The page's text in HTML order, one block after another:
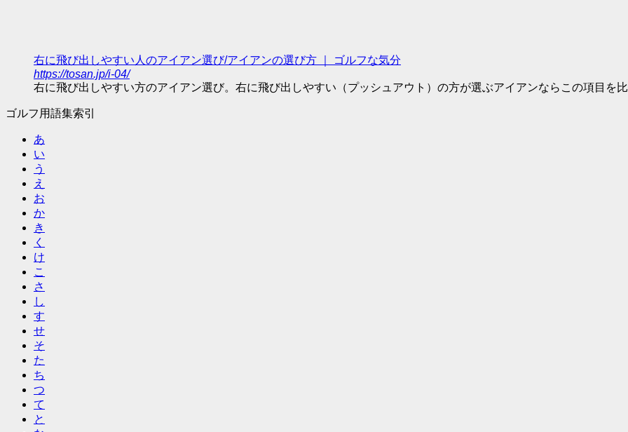
右に飛び出しやすい人のアイアン選び/アイアンの選び方 ｜ ゴルフな気分
https://tosan.jp/i-04/
右に飛び出しやすい方のアイアン選び。右に飛び出しやすい（プッシュアウト）の方が選ぶアイアンならこの項目を
ゴルフ用語集索引
あ
い
う
え
お
か
き
く
け
こ
さ
し
す
せ
そ
た
ち
つ
て
と